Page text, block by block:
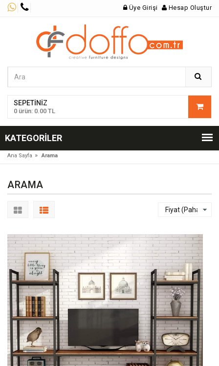
Üye Girişi Hesap Oluştur
SEPETINIZ
0 ürün: 0.00 TL
KATEGORILER
Ana Sayfa » Arama
ARAMA